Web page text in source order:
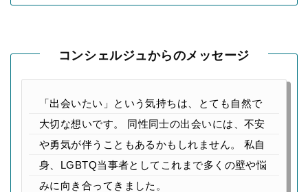
コンシェルジュからのメッセージ
「出会いたい」という気持ちは、とても自然で
大切な想いです。
同性同士の出会いには、不安
や勇気が伴うこともあるかもしれません。
私自
身、LGBTQ当事者としてこれまで多くの壁や悩
みに向き合ってきました。